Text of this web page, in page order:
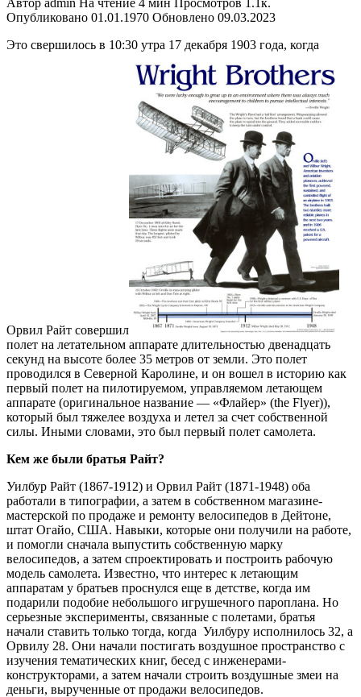
Опубликовано 01.01.1970 Обновлено 09.03.2023
Это свершилось в 10:30 утра 17 декабря 1903 года, когда
Орвил Райт совершил
полет на летательном аппарате длительностью двенадцать
секунд на высоте более 35 метров от земли. Это полет
проводился в Северной Каролине, и он вошел в историю как
первый полет на пилотируемом, управляемом летающем
аппарате (оригинальное название — «Флайер» (the Flyer)),
который был тяжелее воздуха и летел за счет собственной
силы. Иными словами, это был первый полет самолета.
Кем же были братья Райт?
Уилбур Райт (1867-1912) и Орвил Райт (1871-1948) оба
работали в типографии, а затем в собственном магазине-
мастерской по продаже и ремонту велосипедов в Дейтоне,
штат Огайо, США. Навыки, которые они получили на работе,
и помогли сначала выпустить собственную марку
велосипедов, а затем спроектировать и построить рабочую
модель самолета. Известно, что интерес к летающим
аппаратам у братьев проснулся еще в детстве, когда им
подарили подобие небольшого игрушечного пароплана. Но
серьезные эксперименты, связанные с полетами, братья
начали ставить только тогда, когда Уилбуру исполнилось 32, а
Орвилу 28. Они начали постигать воздушное пространство с
изучения тематических книг, бесед с инженерами-
конструкторами, а затем начали строить воздушные змеи на
деньги, вырученные от продажи велосипедов.